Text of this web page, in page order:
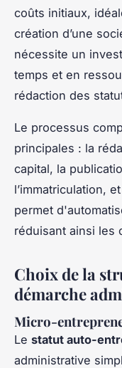
coûts initiaux,
création d’une
nécessite un
temps et en
rédaction des
Le processus
principales : la
capital, la
l’immatriculation,
permet
réduisant ainsi les
Choix de la
démarche
Micro-
Le statut auto-
administrative